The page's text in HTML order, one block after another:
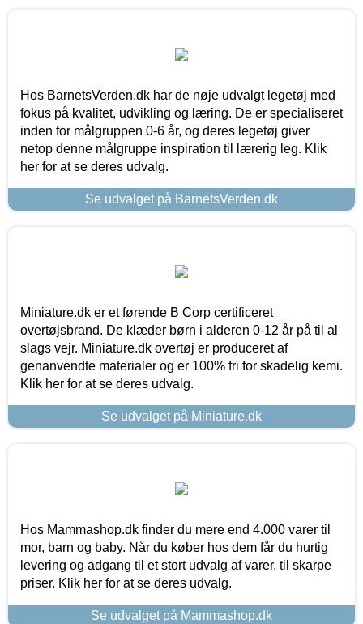
Hos BarnetsVerden.dk har de nøje udvalgt legetøj med
fokus på kvalitet, udvikling og læring. De er specialiseret
inden for målgruppen 0-6 år, og deres legetøj giver
netop denne målgruppe inspiration til lærerig leg. Klik
her for at se deres udvalg.
Se udvalget på BarnetsVerden.dk
Miniature.dk er et førende B Corp certificeret
overtøjsbrand. De klæder børn i alderen 0-12 år på til al
slags vejr. Miniature.dk overtøj er produceret af
genanvendte materialer og er 100% fri for skadelig kemi.
Klik her for at se deres udvalg.
Se udvalget på Miniature.dk
Hos Mammashop.dk finder du mere end 4.000 varer til
mor, barn og baby. Når du køber hos dem får du hurtig
levering og adgang til et stort udvalg af varer, til skarpe
priser. Klik her for at se deres udvalg.
Se udvalget på Mammashop.dk